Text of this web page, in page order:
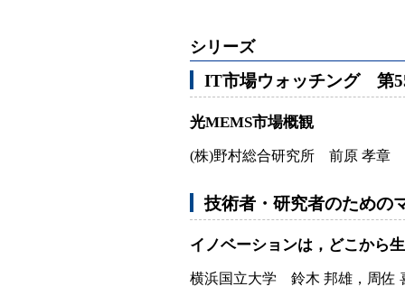
シリーズ
IT市場ウォッチング 第
光MEMS市場概観
(株)野村総合研究所 前原 孝章
技術者・研究者のため
イノベーションは，どこから
横浜国立大学 鈴木 邦雄，周佐